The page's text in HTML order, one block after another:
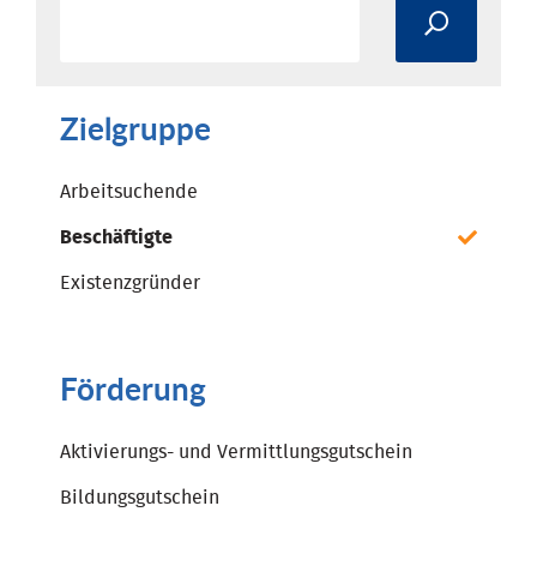
Zielgruppe
Arbeitsuchende
Beschäftigte
Existenzgründer
Förderung
Aktivierungs- und Vermittlungsgutschein
Bildungsgutschein